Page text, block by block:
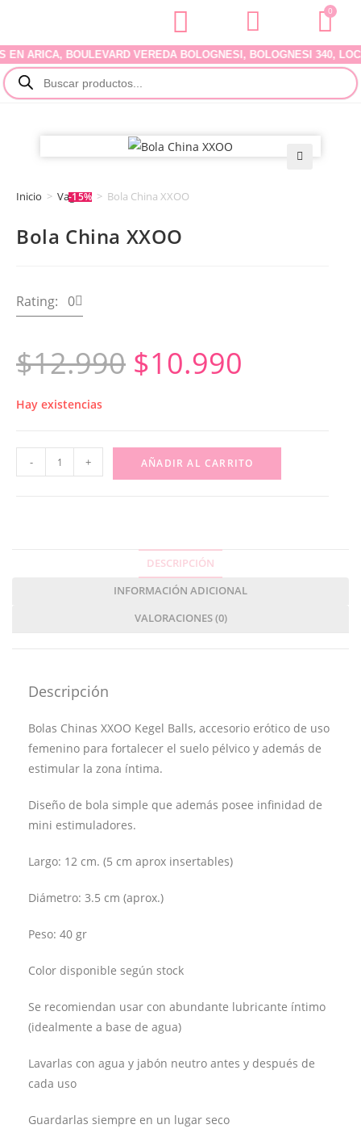
0
ARICA, BOULEVARD VEREDA BOLOGNESI, BOLOGNESI 340,
Inicio > Vaginal > Bola China XXOO
Bola China XXOO
Rating: 0
$12.990 $10.990
Hay existencias
- + AÑADIR AL CARRITO
-15%
DESCRIPCIÓN
INFORMACIÓN ADICIONAL
VALORACIONES (0)
Descripción
Bolas Chinas XXOO Kegel Balls, accesorio erótico de uso
femenino para fortalecer el suelo pélvico y además de
estimular la zona íntima.
Diseño de bola simple que además posee infinidad de
mini estimuladores.
Largo: 12 cm. (5 cm aprox insertables)
Diámetro: 3.5 cm (aprox.)
Peso: 40 gr
Color disponible según stock
Se recomiendan usar con abundante lubricante íntimo
(idealmente a base de agua)
Lavarlas con agua y jabón neutro antes y después de
cada uso
Guardarlas siempre en un lugar seco